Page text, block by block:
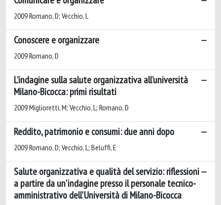
2009 Romano, D; Vecchio, L
Conoscere e organizzare
2009 Romano, D
L’indagine sulla salute organizzativa all’università
Milano-Bicocca: primi risultati
2009 Miglioretti, M; Vecchio, L; Romano, D
Reddito, patrimonio e consumi: due anni dopo
2009 Romano, D; Vecchio, L; Beluffi, E
Salute organizzativa e qualità del servizio: riflessioni
a partire da un'indagine presso il personale tecnico-
amministrativo dell'Università di Milano-Bicocca